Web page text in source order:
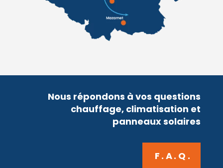
Nous répondons à vos questions
chauffage, climatisation et
panneaux solaires
F.A.Q.